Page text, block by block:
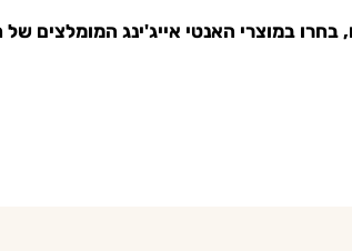
בחרו במוצרי האנטי אייג'ינג המומלצים